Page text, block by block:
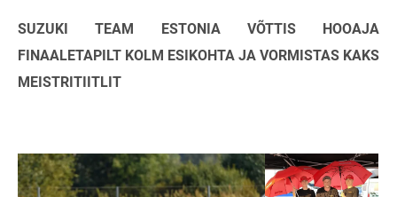
SUZUKI TEAM ESTONIA VÕTTIS HOOAJA
FINAALETAPILT KOLM ESIKOHTA JA VORMISTAS KAKS
MEISTRITIITLIT